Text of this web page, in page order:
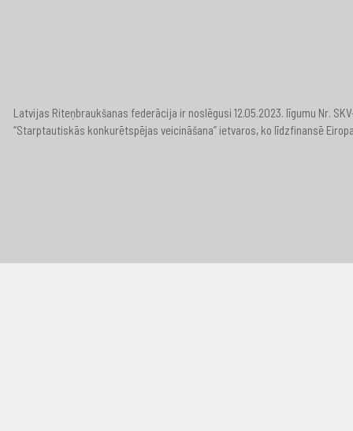
Latvijas Riteņbraukšanas federācija ir noslēgusi 12.05.2023. līgumu Nr.
“Starptautiskās konkurētspējas veicināšana” ietvaros, ko līdzfinansē